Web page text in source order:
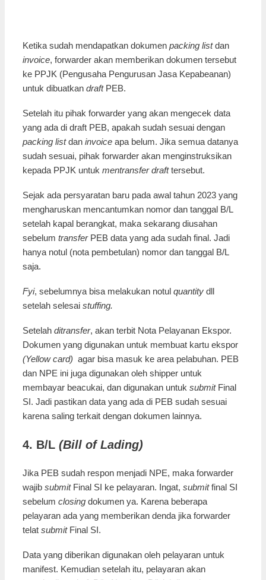
Ketika sudah mendapatkan dokumen packing listdan
invoice, forwarder akan memberikan dokumen tersebut
ke PPJK (Pengusaha Pengurusan Jasa Kepabeanan)
untuk dibuatkan draftPEB.
Setelah itu pihak forwarder yang akan mengecek data
yang ada di draft PEB, apakah sudah sesuai dengan
packing listdan invoice apa belum. Jika semua datanya
sudah sesuai, pihak forwarder akan menginstruksikan
kepada PPJK untuk mentransfer drafttersebut.
Sejak ada persyaratan baru pada awal tahun 2023 yang
mengharuskan mencantumkan nomor dan tanggal B/L
setelah kapal berangkat, maka sekarang diusahan
sebelum transferPEB data yang ada sudah final. Jadi
hanya notul (nota pembetulan) nomor dan tanggal B/L
saja.
Fyi, sebelumnya bisa melakukan notul quantity dll
setelah selesai stuffing.
Setelah ditransfer, akan terbit Nota Pelayanan Ekspor.
Dokumen yang digunakan untuk membuat kartu ekspor
(Yellow card) agar bisa masuk ke area pelabuhan. PEB
dan NPE ini juga digunakan oleh shipper untuk
membayar beacukai, dan digunakan untuk submit Final
SI. Jadi pastikan data yang ada di PEB sudah sesuai
karena saling terkait dengan dokumen lainnya.
4. B/L (Bill of Lading)
Jika PEB sudah respon menjadi NPE, maka forwarder
wajib submitFinal SI ke pelayaran. Ingat, submitfinal SI
sebelum closing dokumen ya. Karena beberapa
pelayaran ada yang memberikan denda jika forwarder
telat submitFinal SI.
Data yang diberikan digunakan oleh pelayaran untuk
manifest. Kemudian setelah itu, pelayaran akan